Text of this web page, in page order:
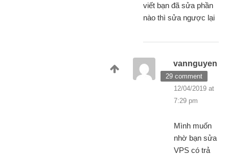
viết bạn đã sửa phần
nào thì sửa ngược lại
vannguyen
29 comment
12/04/2019 at
7:29 pm
Mình muốn
nhờ bạn sửa
VPS có trả